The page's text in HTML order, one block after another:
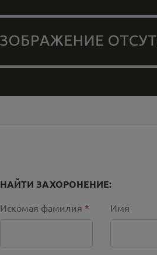
НАЙТИ ЗАХОРОНЕНИЕ:
Искомая фамилия * Имя